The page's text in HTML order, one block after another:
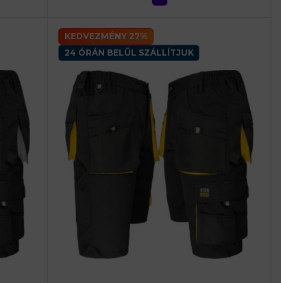
KEDVEZMÉNY 27%
24 ÓRÁN BELÜL SZÁLLÍTJUK